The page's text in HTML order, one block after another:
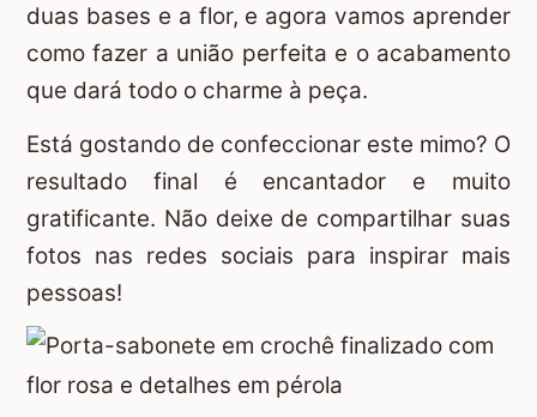
duas bases e a flor, e agora vamos aprender
como fazer a união perfeita e o acabamento
que dará todo o charme à peça.
Está gostando de confeccionar este mimo? O
resultado final é encantador e muito
gratificante. Não deixe de compartilhar suas
fotos nas redes sociais para inspirar mais
pessoas!